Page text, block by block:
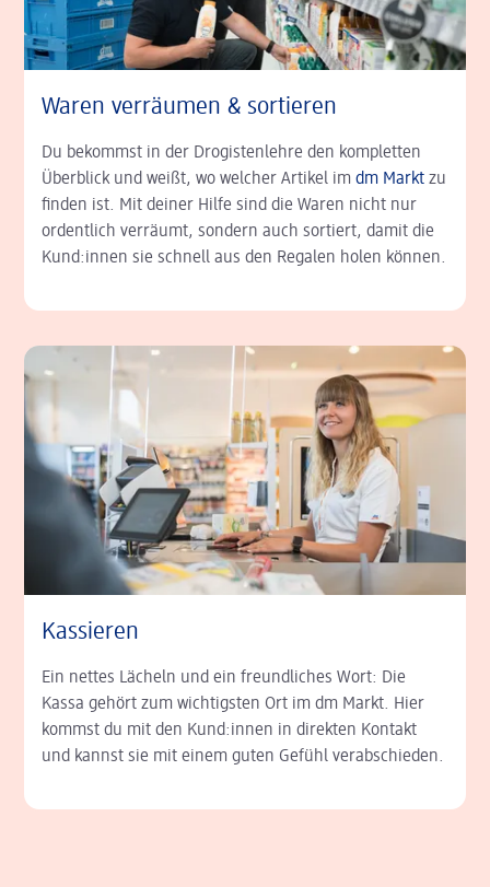
Waren verräumen & sortieren
Du bekommst in der Drogistenlehre den kompletten
Überblick und weißt, wo welcher Artikel im dm Markt zu
finden ist. Mit deiner Hilfe sind die Waren nicht nur
ordentlich verräumt, sondern auch sortiert, damit die
Kund:innen sie schnell aus den Regalen holen können.
Kassieren
Ein nettes Lächeln und ein freundliches Wort: Die
Kassa gehört zum wichtigsten Ort im dm Markt. Hier
kommst du mit den Kund:innen in direkten Kontakt
und kannst sie mit einem guten Gefühl verabschieden.